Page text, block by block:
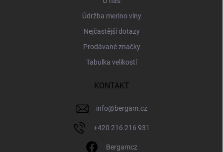
Údržba merino vlny
Nejčastější dotazy
Prodávané značky
Tabulka velikostí
KONTAKT
info@bergam.cz
+420 216 216 931
Bergamcz